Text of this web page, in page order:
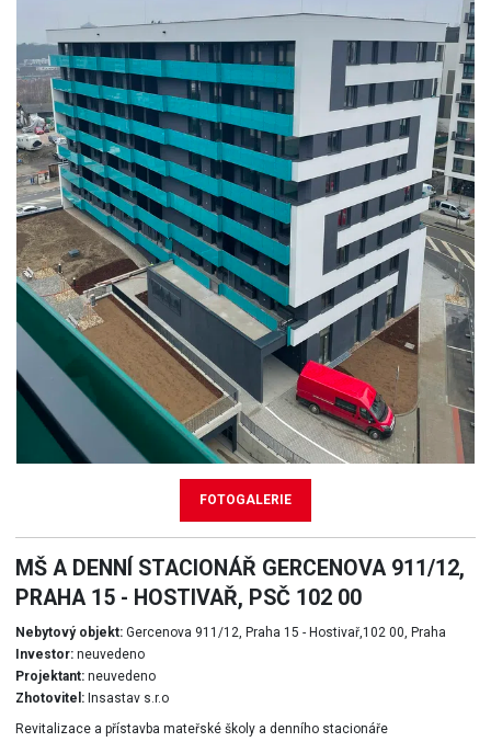
FOTOGALERIE
MŠ A DENNÍ STACIONÁŘ GERCENOVA 911/12,
PRAHA 15 - HOSTIVAŘ, PSČ 102 00
Nebytový objekt:Gercenova 911/12, Praha 15 - Hostivař,102 00, Praha
Investor:neuvedeno
Projektant:neuvedeno
Zhotovitel:Insastav s.r.o
Revitalizace a přístavba mateřské školy a denního stacionáře